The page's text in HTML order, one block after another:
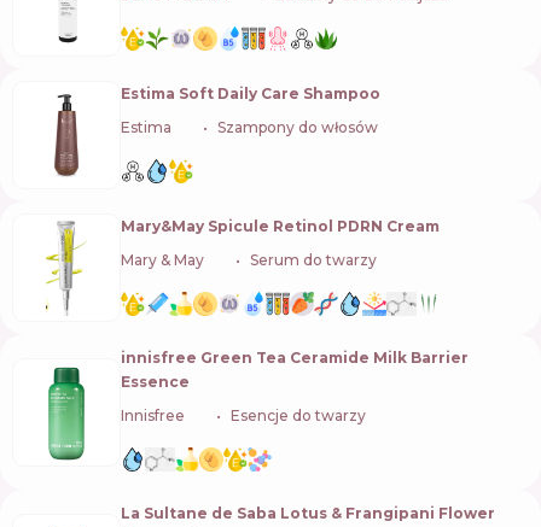
Estima Soft Daily Care Shampoo
Estima
Szampony do włosów
Mary&May Spicule Retinol PDRN Cream
Mary & May
Serum do twarzy
innisfree Green Tea Ceramide Milk Barrier
Essence
Innisfree
Esencje do twarzy
La Sultane de Saba Lotus & Frangipani Flower